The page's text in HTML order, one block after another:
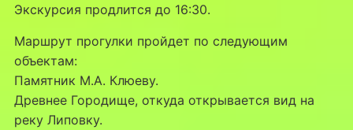
Экскурсия продлится до 16:30.
Маршрут прогулки пройдет по следующим
объектам:
Памятник М.А. Клюеву.
Древнее Городище, откуда открывается вид на
реку Липовку.